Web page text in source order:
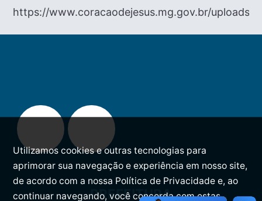
https://www.coracaodejesus.mg.gov.br/uploads/
PREFEITURA
Utilizamos cookies e outras tecnologias para
aprimorar sua navegação e experiência em nosso site,
de acordo com a nossa Política de Privacidade e, ao
continuar navegando, você concorda com estas